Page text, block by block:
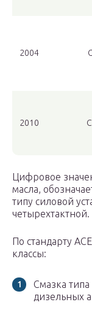
2004
2010
Цифровое
масла,
типу силовой
четырехтактной.
По стандарту
классы:
Смазка
дизельных